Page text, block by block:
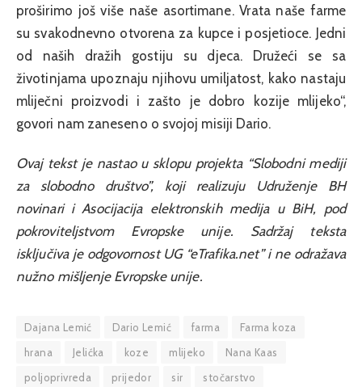
proširimo još više naše asortimane. Vrata naše farme
su svakodnevno otvorena za kupce i posjetioce. Jedni
od naših dražih gostiju su djeca. Družeći se sa
životinjama upoznaju njihovu umiljatost, kako nastaju
mliječni proizvodi i zašto je dobro kozije mlijeko“,
govori nam zaneseno o svojoj misiji Dario.
Ovaj tekst je nastao u sklopu projekta “Slobodni mediji
za slobodno društvo”, koji realizuju Udruženje BH
novinari i Asocijacija elektronskih medija u BiH, pod
pokroviteljstvom Evropske unije. Sadržaj teksta
isključiva je odgovornost UG “eTrafika.net” i ne odražava
nužno mišljenje Evropske unije.
Dajana Lemić Dario Lemić farma
Farma koza
hrana
Jelićka koze mlijeko
Nana Kaas
poljoprivreda
prijedor sir
stočarstvo